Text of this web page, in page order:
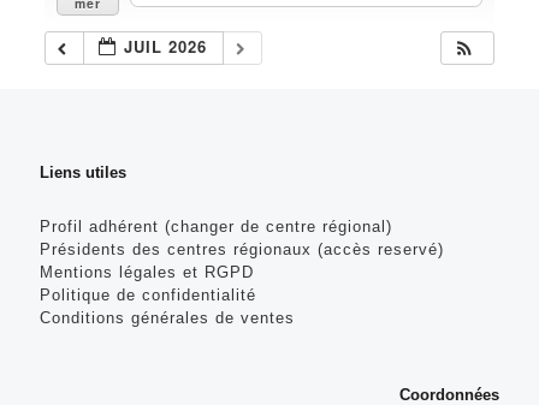
JUIL 2026
Liens utiles
Profil adhérent (changer de centre régional)
Présidents des centres régionaux (accès reservé)
Mentions légales et RGPD
Politique de confidentialité
Conditions générales de ventes
Coordonnées